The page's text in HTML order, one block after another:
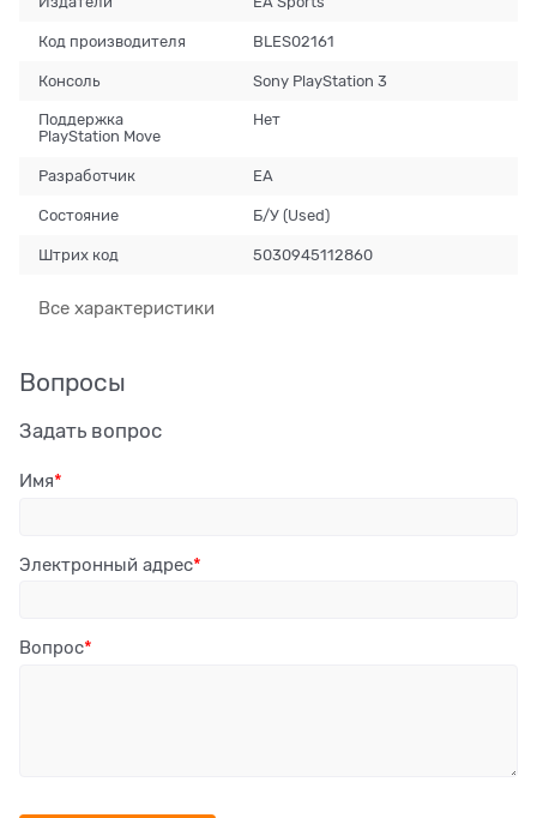
Код производителя BLES02161
Консоль Sony PlayStation 3
Поддержка
PlayStation Move
Нет
Разработчик EA
Состояние Б/У (Used)
Штрих код 5030945112860
Все характеристики
Вопросы
Задать вопрос
Имя
Электронный адрес
Вопрос